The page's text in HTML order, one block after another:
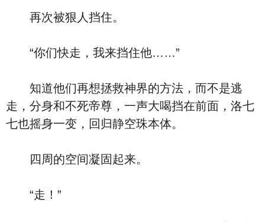
再次被狠人挡住。
“你们快走，我来挡住他……”
知道他们再想拯救神界的方法，而不是逃
走，分身和不死帝尊，一声大喝挡在前面，洛七
七也摇身一变，回归静空珠本体。
四周的空间凝固起来。
“走！”